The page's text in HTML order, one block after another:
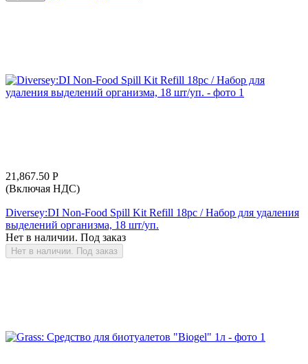
21,867.50 Р
(Включая НДС)
Diversey:DI Non-Food Spill Kit Refill 18pc / Набор для удаления
выделений организма, 18 шт/уп.
Нет в наличии. Под заказ
Нет в наличии. Под заказ